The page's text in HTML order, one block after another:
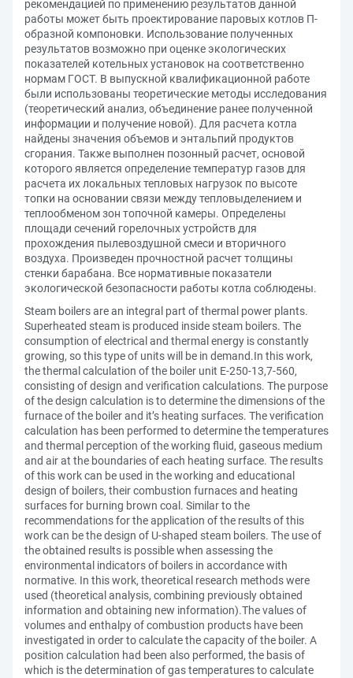
рекомендацией по применению результатов данной
работы может быть проектирование паровых котлов П-
образной компоновки. Использование полученных
результатов возможно при оценке экологических
показателей котельных установок на соответственно
нормам ГОСТ. В выпускной квалификационной работе
были использованы теоретические методы исследования
(теоретический анализ, объединение ранее полученной
информации и получение новой). Для расчета котла
найдены значения объемов и энтальпий продуктов
сгорания. Также выполнен позонный расчет, основой
которого является определение температур газов для
расчета их локальных тепловых нагрузок по высоте
топки на основании связи между тепловыделением и
теплообменом зон топочной камеры. Определены
площади сечений горелочных устройств для
прохождения пылевоздушной смеси и вторичного
воздуха. Произведен прочностной расчет толщины
стенки барабана. Все нормативные показатели
экологической безопасности работы котла соблюдены.
Steam boilers are an integral part of thermal power plants.
Superheated steam is produced inside steam boilers. The
consumption of electrical and thermal energy is constantly
growing, so this type of units will be in demand.In this work,
the thermal calculation of the boiler unit E-250-13,7-560,
consisting of design and verification calculations. The purpose
of the design calculation is to determine the dimensions of the
furnace of the boiler and it’s heating surfaces. The verification
calculation has been performed to determine the temperatures
and thermal perception of the working fluid, gaseous medium
and air at the boundaries of each heating surface. The results
of this work can be used in the working and educational
design of boilers, their combustion furnaces and heating
surfaces for burning brown coal. Similar to the
recommendations for the application of the results of this
work can be the design of U-shaped steam boilers. The use of
the obtained results is possible when assessing the
environmental indicators of boilers in accordance with
normative. In this work, theoretical research methods were
used (theoretical analysis, combining previously obtained
information and obtaining new information).The values of
volumes and enthalpy of combustion products have been
investigated in order to calculate the capacity of the boiler. A
position calculation had been also performed, the basis of
which is the determination of gas temperatures to calculate